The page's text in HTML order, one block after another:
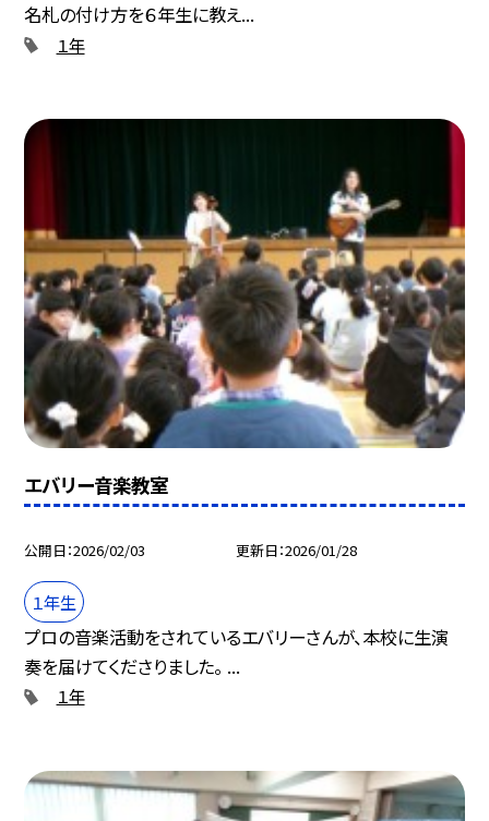
名札の付け方を６年生に教え...
１年
エバリー音楽教室
公開日 2026/02/03 更新日 2026/01/28
１年生
プロの音楽活動をされているエバリーさんが、本校に生演
奏を届けてくださりました。 ...
１年